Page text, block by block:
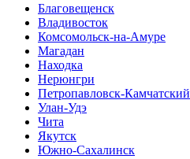
Благовещенск
Владивосток
Комсомольск-на-Амуре
Магадан
Находка
Нерюнгри
Петропавловск-Камчатский
Улан-Удэ
Чита
Якутск
Южно-Сахалинск